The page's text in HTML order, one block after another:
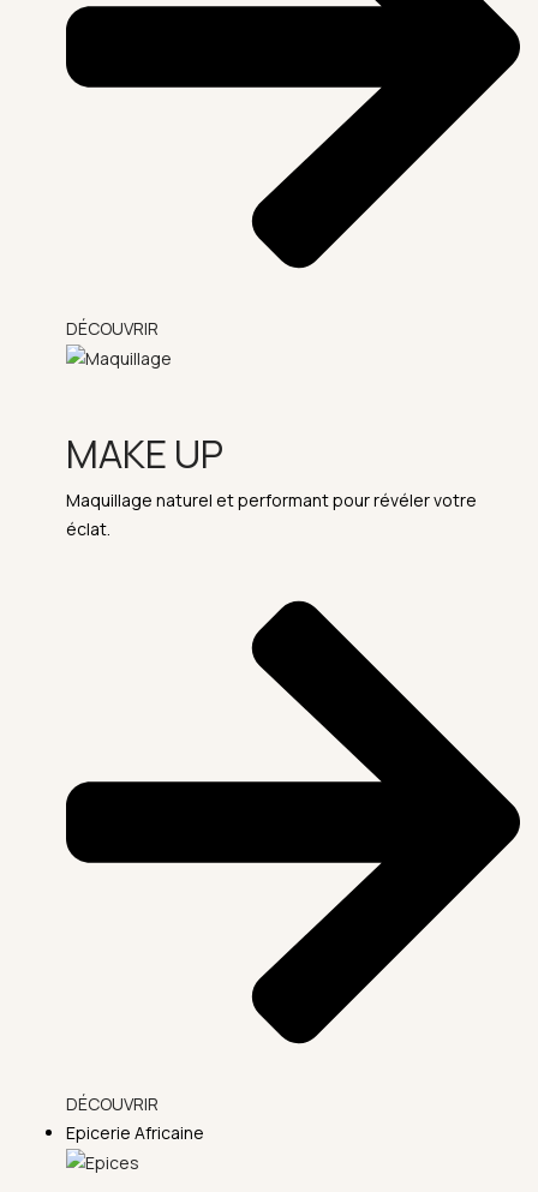
DÉCOUVRIR
MAKE UP
Maquillage naturel et performant pour révéler votre
éclat.
DÉCOUVRIR
Epicerie Africaine